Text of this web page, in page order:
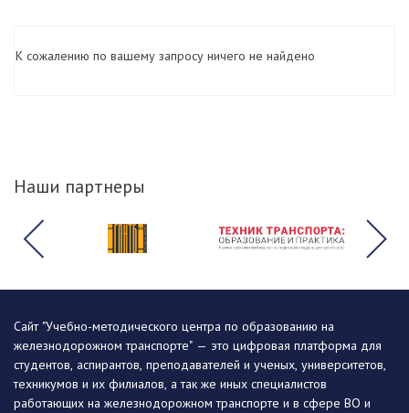
К сожалению по вашему запросу ничего не найдено
Наши партнеры
Сайт "Учебно-методического центра по образованию на
железнодорожном транспорте" — это цифровая платформа для
студентов, аспирантов, преподавателей и ученых, университетов,
техникумов и их филиалов, а так же иных специалистов
работающих на железнодорожном транспорте и в сфере ВО и